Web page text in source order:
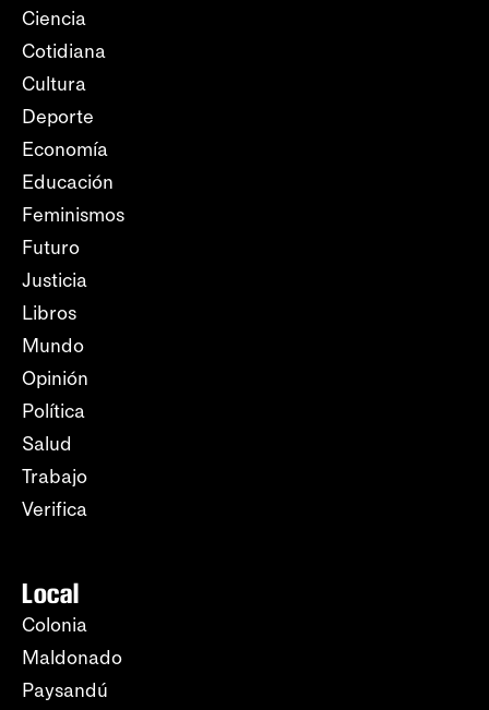
Ciencia
Cotidiana
Cultura
Deporte
Economía
Educación
Feminismos
Futuro
Justicia
Libros
Mundo
Opinión
Política
Salud
Trabajo
Verifica
Local
Colonia
Maldonado
Paysandú